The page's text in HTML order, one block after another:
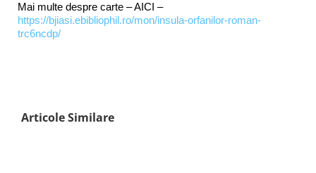
Mai multe despre carte – AICI –
https://bjiasi.ebibliophil.ro/mon/insula-orfanilor-roman-
trc6ncdp/
Articole Similare